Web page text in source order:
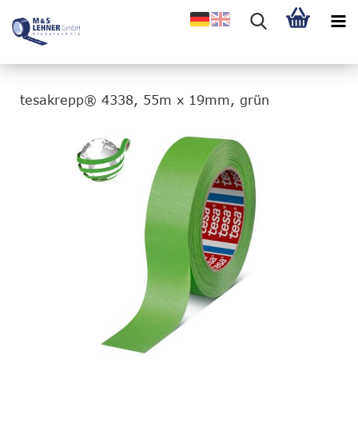
tesakrepp® 4338, 55m x 19mm, grün